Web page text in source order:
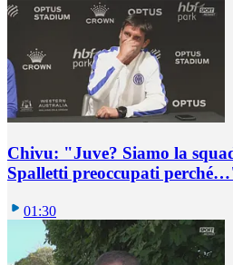
Chivu: "Juve? Siamo la
Spalletti preoccupati
01:30